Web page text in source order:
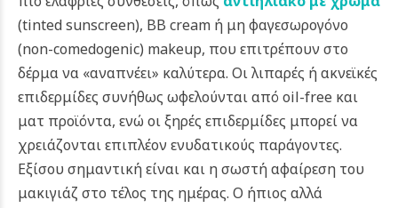
(tinted sunscreen), BB cream ή μη φαγεσωρογόνο
(non-comedogenic) makeup, που επιτρέπουν στο
δέρμα να «αναπνέει» καλύτερα. Οι λιπαρές ή ακνεϊκές
επιδερμίδες συνήθως ωφελούνται από oil-free και
ματ προϊόντα, ενώ οι ξηρές επιδερμίδες μπορεί να
χρειάζονται επιπλέον ενυδατικούς παράγοντες.
Εξίσου σημαντική είναι και η σωστή αφαίρεση του
μακιγιάζ στο τέλος της ημέρας. Ο ήπιος αλλά